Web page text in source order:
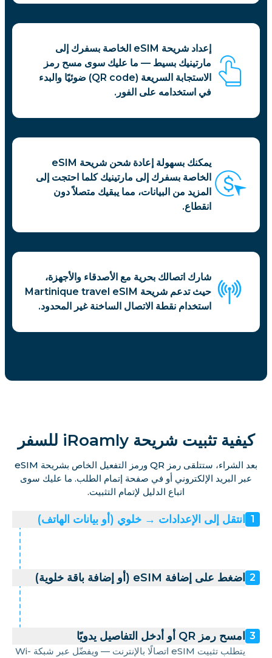
إعداد شريحة eSIM الخاصة بسفرك إلى
مارتينيك بسيط — ما عليك سوى مسح رمز
الاستجابة السريعة (QR code) ضوئيًا والبدء
في استخدامه على الفور.
يمكنك بسهولة إعادة شحن شريحة eSIM
الخاصة بسفرك إلى مارتينيك كلما احتجت إلى
المزيد من البيانات، مما يبقيك متصلاً دون
انقطاع.
شارك اتصالك بحرية مع الأصدقاء والأجهزة،
حيث تدعم شريحة Martinique travel eSIM
استخدام نقطة الاتصال الساخنة غير المحدود.
كيفية تثبيت شريحة iRoamly للسفر
بعد الشراء، ستتلقى رمز QR ورمز التفعيل الخاص بشريحة eSIM
عبر البريد الإلكتروني أو في صفحة إتمام الطلب. ما عليك سوى
اتباع الدليل لإتمام التثبيت.
1 انتقل إلى الإعدادات → خلوي (أو بيانات الهاتف)
2 اضغط على إضافة eSIM (أو إضافة باقة خلوية)
3 امسح رمز QR أو أدخل التفاصيل يدويًا
يتطلب تثبيت eSIM اتصالًا بالإنترنت — ويفضّل عبر شبكة Wi-